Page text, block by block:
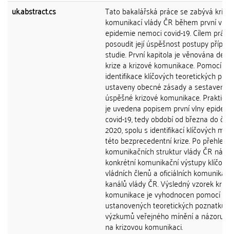
uk.abstract.cs Tato bakalářská práce se zabývá
komunikací vlády ČR během první
epidemie nemoci covid-19. Cílem
posoudit její úspěšnost postupy
studie. První kapitola je věnována
krize a krizové komunikace. Pomocí
identifikace klíčových teoretických
ustaveny obecné zásady a sestaven
úspěšné krizové komunikace.
je uvedena popisem první vlny
covid-19, tedy období od března do
2020, spolu s identifikací klíčových
této bezprecedentní krize. Po
komunikačních struktur vlády ČR
konkrétní komunikační výstupy
vládních členů a oficiálních
kanálů vlády ČR. Výsledný vzorek
komunikace je vyhodnocen pomocí
ustanovených teoretických poznatků,
výzkumů veřejného mínění a názoru
na krizovou komunikaci.